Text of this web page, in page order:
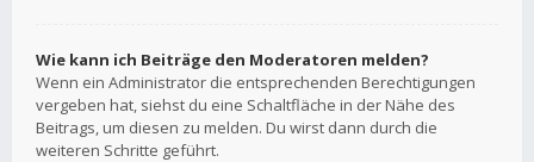
Wie kann ich Beiträge den Moderatoren melden?
Wenn ein Administrator die entsprechenden Berechtigungen
vergeben hat, siehst du eine Schaltfläche in der Nähe des
Beitrags, um diesen zu melden. Du wirst dann durch die
weiteren Schritte geführt.